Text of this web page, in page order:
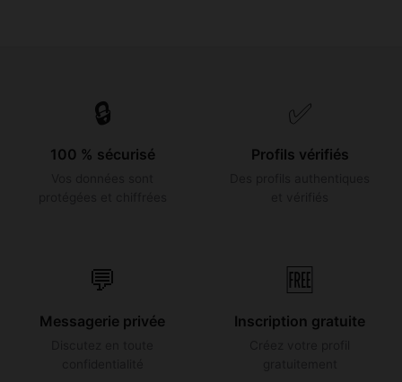
🔒
100 % sécurisé
✅
Profils vérifiés
💬
Messagerie privée
🆓
Inscription gratuite